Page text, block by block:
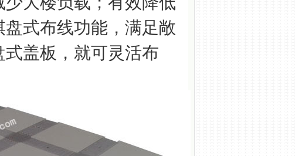
式布线功能，满足敞
盖板，就可灵活布